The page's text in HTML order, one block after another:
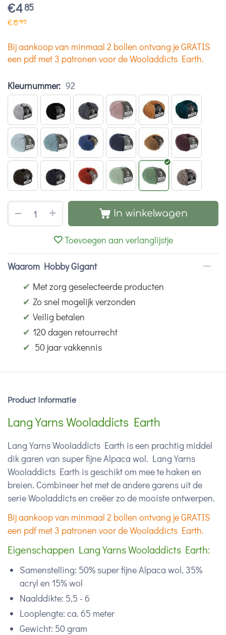
€485
€695
Bij aankoop van minmaal 2 bollen ontvang je GRATIS
een pdf met 3 patronen voor de Wooladdicts Earth.
Kleurnummer: 92
+
− In winkelwagen
Toevoegen aan verlanglijstje
Waarom Hobby Gigant
✔ Met zorg geselecteerde producten
✔ Zo snel mogelijk verzonden
✔ Veilig betalen
✔ 120 dagen retourrecht
✔ 50 jaar vakkennis
Product informatie
Lang Yarns Wooladdicts Earth
Lang Yarns Wooladdicts Earth is een prachtig middel
dik garen van super fijne Alpaca wol. Lang Yarns
Wooladdicts Earth is geschikt om mee te haken en
breien. Combineer het met de andere garens uit de
serie Wooladdicts en creëer zo de mooiste ontwerpen.
Bij aankoop van minmaal 2 bollen ontvang je GRATIS
een pdf met 3 patronen voor de Wooladdicts Earth.
Eigenschappen Lang Yarns Wooladdicts Earth:
Samenstelling: 50% super fijne Alpaca wol, 35%
acryl en 15% wol
Naalddikte: 5,5 - 6
Looplengte: ca. 65 meter
Gewicht: 50 gram